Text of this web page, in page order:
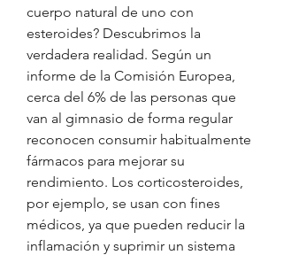
cuerpo natural de uno con
esteroides? Descubrimos la
verdadera realidad. Según un
informe de la Comisión Europea,
cerca del 6% de las personas que
van al gimnasio de forma regular
reconocen consumir habitualmente
fármacos para mejorar su
rendimiento. Los corticosteroides,
por ejemplo, se usan con fines
médicos, ya que pueden reducir la
inflamación y suprimir un sistema